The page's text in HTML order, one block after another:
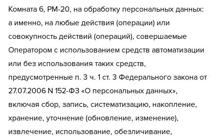
Комната 6, РМ-20, на обработку персональных данных:
а именно, на любые действия (операции) или
совокупность действий (операций), совершаемые
Оператором с использованием средств автоматизации
или без использования таких средств,
предусмотренные п. 3 ч. 1 ст. 3 Федерального закона от
27.07.2006 N 152-ФЗ «О персональных данных»,
включая сбор, запись, систематизацию, накопление,
хранение, уточнение (обновление, изменение),
извлечение, использование, обезличивание,